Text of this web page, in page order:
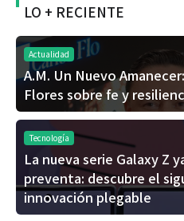
LO + RECIENTE
Actualidad
A.M. Un Nuevo
Flores sobre fe y
Tecnología
La nueva serie Galaxy Z
preventa: descubre el
innovación plegable